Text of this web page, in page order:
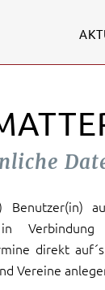
Benutzer(in)
in
direkt
Vereine